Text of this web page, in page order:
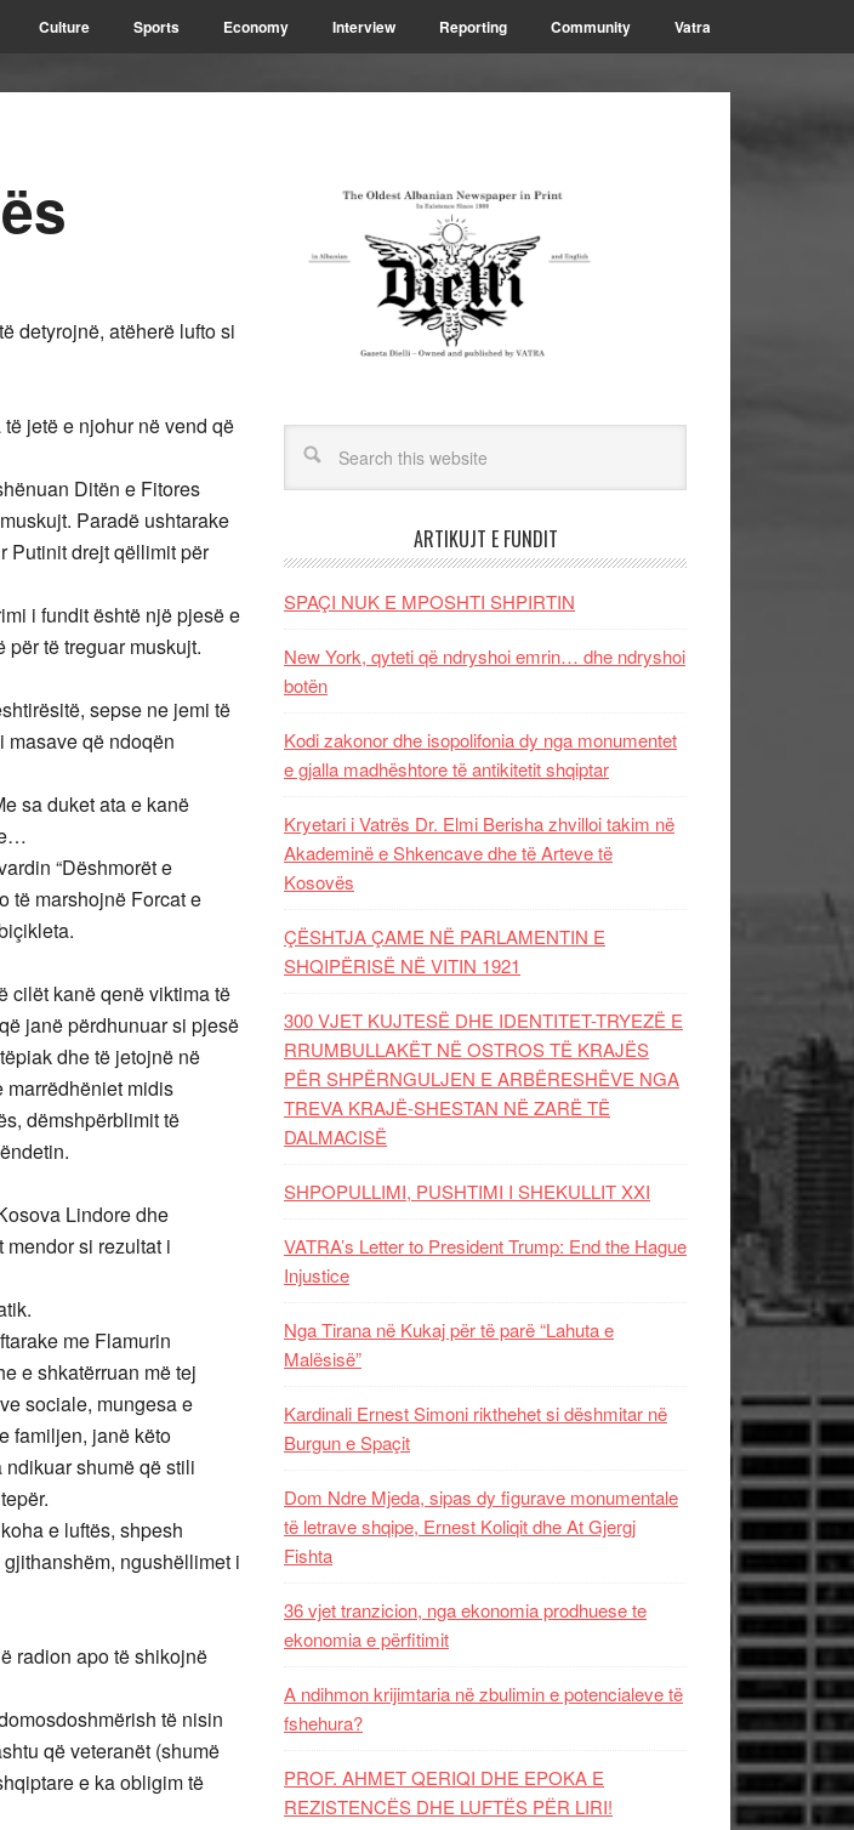
Culture Sports Economy Interview Reporting Community Vatra
detyrojnë, atëherë lufto si
jetë e njohur në vend që
Ditën e Fitores
Paradë ushtarake
Putinit drejt qëllimit për
i fundit është një pjesë e
të treguar muskujt.
sepse ne jemi të
masave që ndoqën
sa duket ata e kanë
“Dëshmorët e
të marshojnë Forcat e
cilët kanë qenë viktima të
janë përdhunuar si pjesë
dhe të jetojnë në
marrëdhëniet midis
dëmshpërblimit të
Lindore dhe
si rezultat i
me Flamurin
e shkatërruan më tej
sociale, mungesa e
familjen, janë këto
shumë që stili
e luftës, shpesh
ngushëllimet i
radion apo të shikojnë
të nisin
që veteranët (shumë
e ka obligim të
ARTIKUJT E FUNDIT
SPAÇI NUK E MPOSHTI SHPIRTIN
New York, qyteti që ndryshoi emrin… dhe ndryshoi
botën
Kodi zakonor dhe isopolifonia dy nga monumentet
e gjalla madhështore të antikitetit shqiptar
Kryetari i Vatrës Dr. Elmi Berisha zhvilloi takim në
Akademinë e Shkencave dhe të Arteve të
Kosovës
ÇËSHTJA ÇAME NË PARLAMENTIN E
SHQIPËRISË NË VITIN 1921
300 VJET KUJTESË DHE IDENTITET-TRYEZË E
RRUMBULLAKËT NË OSTROS TË KRAJËS
PËR SHPËRNGULJEN E ARBËRESHËVE NGA
TREVA KRAJË-SHESTAN NË ZARË TË
DALMACISË
SHPOPULLIMI, PUSHTIMI I SHEKULLIT XXI
VATRA’s Letter to President Trump: End the Hague
Injustice
Nga Tirana në Kukaj për të parë “Lahuta e
Malësisë”
Kardinali Ernest Simoni rikthehet si dëshmitar në
Burgun e Spaçit
Dom Ndre Mjeda, sipas dy figurave monumentale
të letrave shqipe, Ernest Koliqit dhe At Gjergj
Fishta
36 vjet tranzicion, nga ekonomia prodhuese te
ekonomia e përfitimit
A ndihmon krijimtaria në zbulimin e potencialeve të
fshehura?
PROF. AHMET QERIQI DHE EPOKA E
REZISTENCЁS DHE LUFTЁS PЁR LIRI!